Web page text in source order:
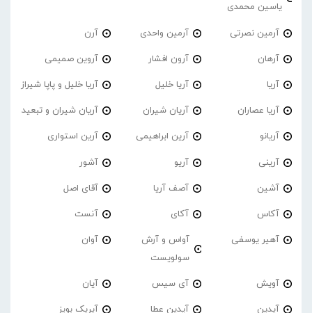
یاسین محمدی
آرمین نصرتی آرمین واحدی آرن
آرهان آرون افشار آروین صمیمی
آریا آریا خلیل آریا خلیل و پاپا شیراز
آریا عصاران آریان شیران آریان شیران و تبعید
آریانو آرین ابراهیمی آرین استواری
آرینی آریو آشور
آشین آصف آریا آقای اصل
آکاس آکای آنست
آهیر یوسفی
آواس و آرش
سولویست
آوان
آویش آی سیس آیان
آیدین آیدین عطا آیریک بویز